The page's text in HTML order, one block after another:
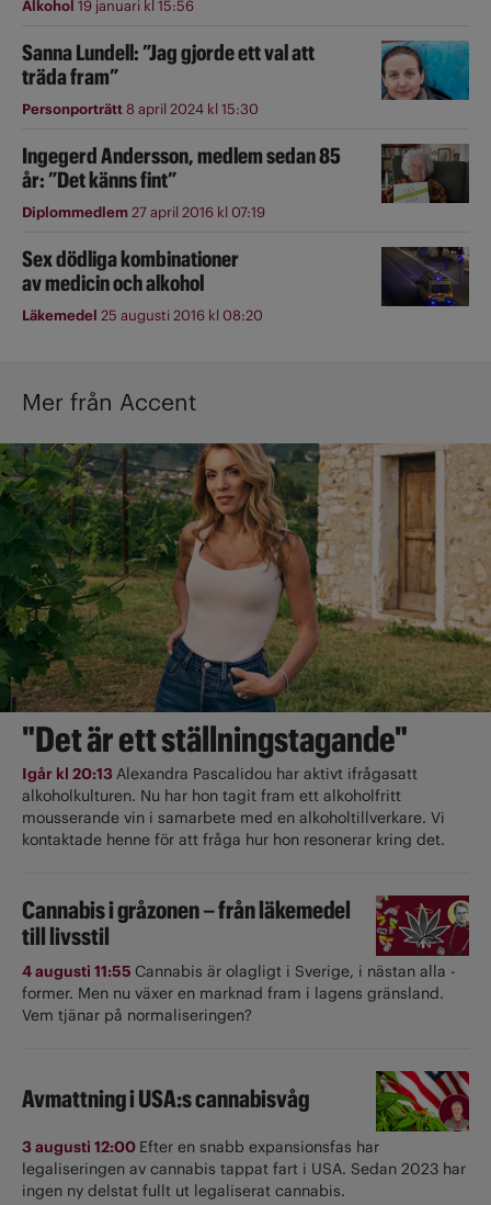
Alkohol 19 januari kl 15:56
Sanna Lundell: ”Jag gjorde ett val att
träda fram”
Personporträtt8 april 2024 kl 15:30
Ingegerd Andersson, medlem sedan 85
år: ”Det känns fint”
Diplommedlem27 april 2016 kl 07:19
Sex dödliga kombinationer
av medicin och alkohol
Läkemedel 25 augusti 2016 kl 08:20
Mer från Accent
"Det är ett ställningstagande"
Igår kl 20:13Alexandra Pascalidou har aktivt ifrågasatt
alkoholkulturen. Nu har hon tagit fram ett alkoholfritt
mousserande vin i samarbete med en alkoholtillverkare. Vi
kontaktade henne för att fråga hur hon resonerar kring det.
Cannabis i gråzonen – från läkemedel
till livsstil
4 augusti 11:55 Cannabis är olagligt i ­Sverige, i nästan alla ­
former. Men nu växer en marknad fram i lagens gränsland.
Vem tjänar på normaliseringen?
Avmattning i USA:s cannabisvåg
3 augusti 12:00 Efter en snabb expansionsfas har
legaliseringen av cannabis tappat fart i USA. Sedan 2023 har
ingen ny delstat fullt ut ­legaliserat cannabis.